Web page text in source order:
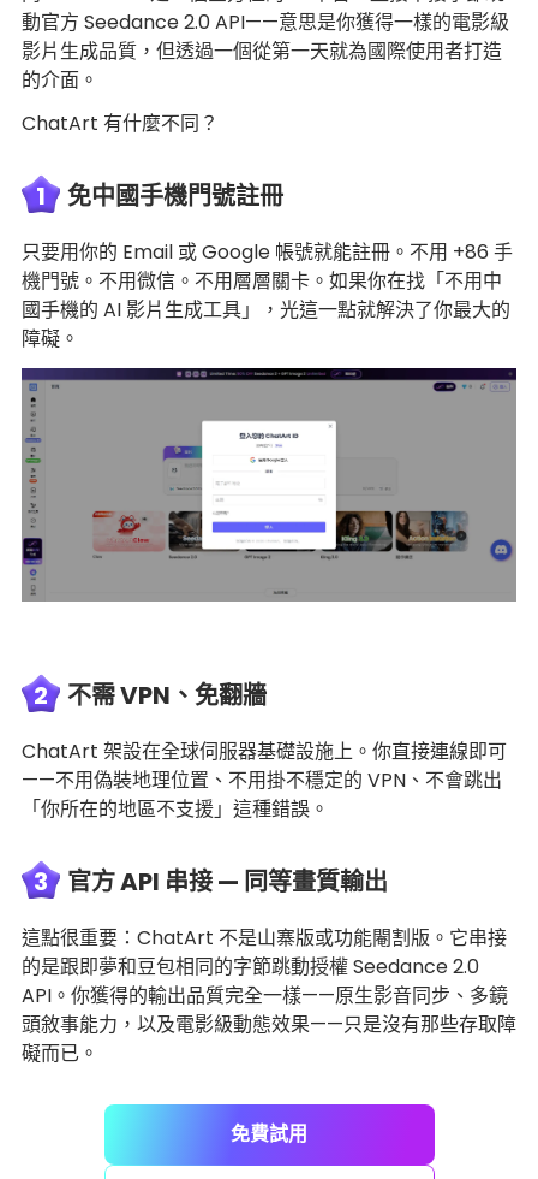
動官方 Seedance 2.0 API——意思是你獲得一樣的電影級
影片生成品質，但透過一個從第一天就為國際使用者打造
的介面。
ChatArt 有什麼不同？
1 免中國手機門號註冊
只要用你的 Email 或 Google 帳號就能註冊。不用 +86 手
機門號。不用微信。不用層層關卡。如果你在找「不用中
國手機的 AI 影片生成工具」，光這一點就解決了你最大的
障礙。
2 不需 VPN、免翻牆
ChatArt 架設在全球伺服器基礎設施上。你直接連線即可
——不用偽裝地理位置、不用掛不穩定的 VPN、不會跳出
「你所在的地區不支援」這種錯誤。
3 官方 API 串接 — 同等畫質輸出
這點很重要：ChatArt 不是山寨版或功能閹割版。它串接
的是跟即夢和豆包相同的字節跳動授權 Seedance 2.0
API。你獲得的輸出品質完全一樣——原生影音同步、多鏡
頭敘事能力，以及電影級動態效果——只是沒有那些存取障
礙而已。
免費試用